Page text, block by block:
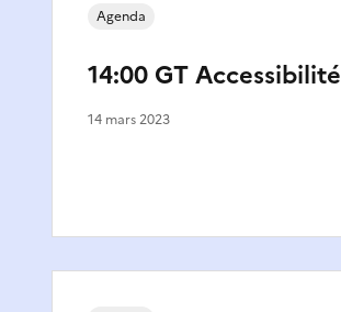
14:00 GT Accessibilité
Agenda
14 mars 2023